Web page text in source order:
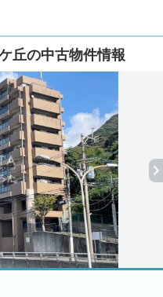
丘の中古物件情報